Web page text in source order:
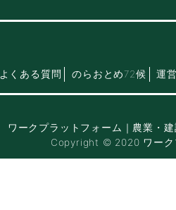
よくある質問 のらおとめ72候 運
ワークプラットフォーム｜農業・
Copyright © 2020 ワーク